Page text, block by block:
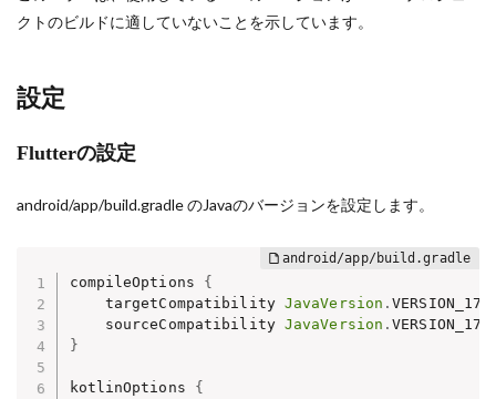
クトのビルドに適していないことを示しています。
設定
Flutterの設定
android/app/build.gradle のJavaのバージョンを設定します。
compileOptions {
    targetCompatibility
JavaVersion .VERSION_17
    sourceCompatibility
JavaVersion .
}
kotlinOptions {